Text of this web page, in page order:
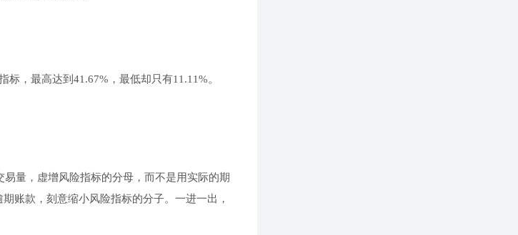
，最高达到41.67%，最低却只有11.11%。
量，虚增风险指标的分母，而不是用实际的期
账款，刻意缩小风险指标的分子。一进一出，